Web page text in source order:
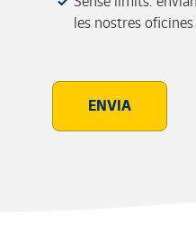
les nostres
ENVIA